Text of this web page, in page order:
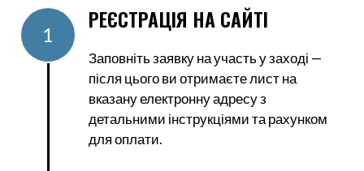
1
РЕЄСТРАЦІЯ НА САЙТІ
Заповніть заявку на участь у заході —
після цього ви отримаєте лист на
вказану електронну адресу з
детальними інструкціями та рахунком
для оплати.